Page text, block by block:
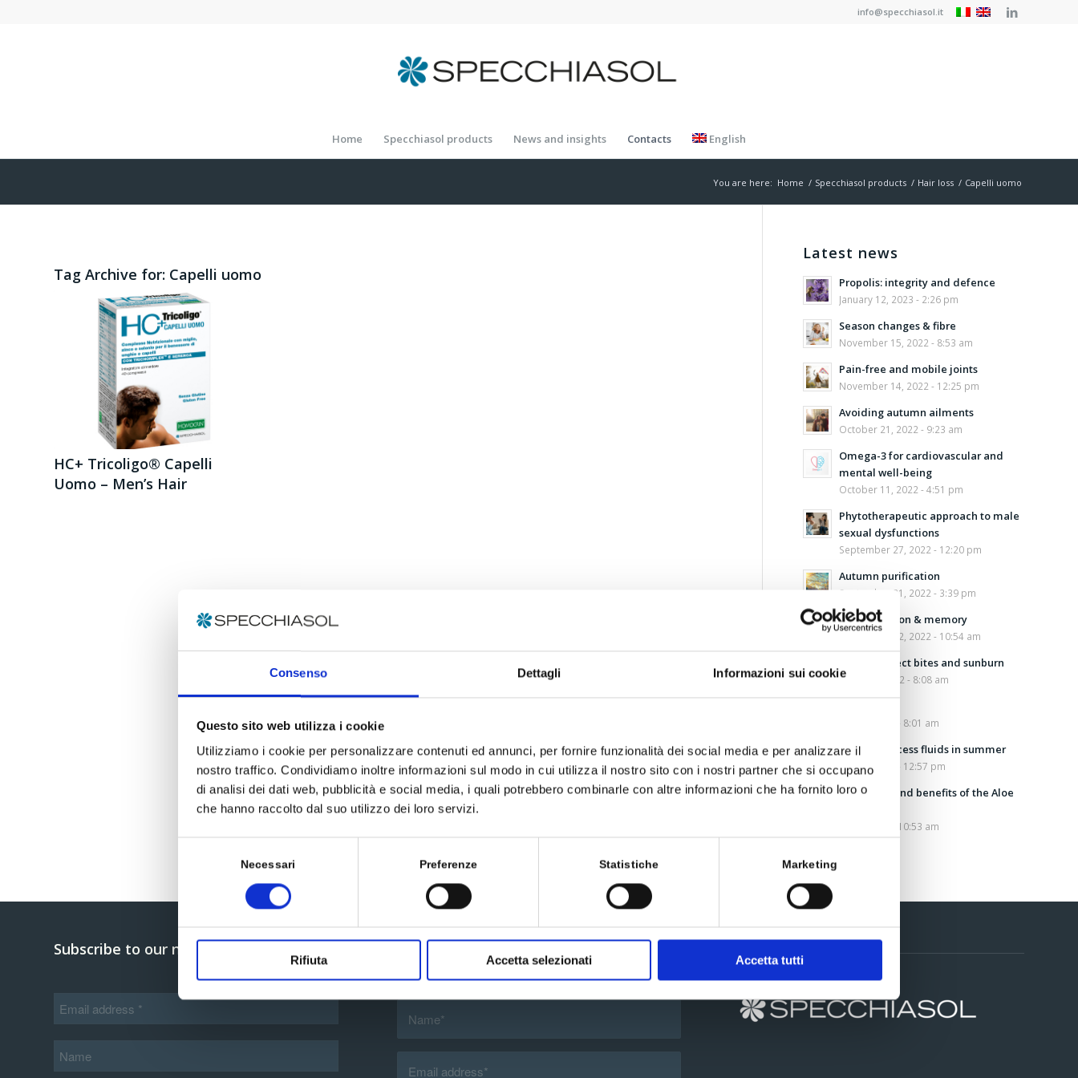
Consenso Dettagli Informazioni sui cookie
Questo sito web utilizza i cookie
Utilizziamo i cookie per personalizzare contenuti ed annunci, per fornire funzionalità dei social media e per analizzare il
nostro traffico. Condividiamo inoltre informazioni sul modo in cui utilizza il nostro sito con i nostri partner che si occupano
di analisi dei dati web, pubblicità e social media, i quali potrebbero combinarle con altre informazioni che ha fornito loro o
che hanno raccolto dal suo utilizzo dei loro servizi.
Necessari Preferenze Statistiche Marketing
Rifiuta Accetta selezionati Accetta tutti
info@specchiasol.it
Home Specchiasol products News and insights Contacts English
You are here: Home / Specchiasol products / Hair loss / Capelli uomo
Tag Archive for: Capelli uomo
HC+ Tricoligo® Capelli
Uomo – Men’s Hair
Latest news
Propolis: integrity and defence
January 12, 2023 - 2:26 pm
Season changes & fibre
November 15, 2022 - 8:53 am
Pain-free and mobile joints
November 14, 2022 - 12:25 pm
Avoiding autumn ailments
October 21, 2022 - 9:23 am
Omega-3 for cardiovascular and
mental well-being
October 11, 2022 - 4:51 pm
Phytotherapeutic approach to male
sexual dysfunctions
September 27, 2022 - 12:20 pm
Autumn purification
September 21, 2022 - 3:39 pm
Concentration & memory
September 12, 2022 - 10:54 am
Aloe for insect bites and sunburn
August 5, 2022 - 8:08 am
July 25, 2022 - 8:01 am
Draining excess fluids in summer
July 13, 2022 - 12:57 pm
Properties and benefits of the Aloe
July 5, 2022 - 10:53 am
Subscribe to our newsletter Send us a message